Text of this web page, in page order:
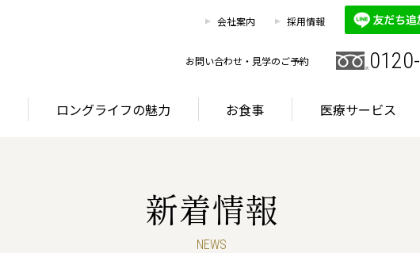
会社案内 採用情報
お問い合わせ・見学のご予約
ロングライフの魅力 お食事 医療サービス
お客様相談室 0120-
首都圏・東海エリア
ロングライフの魅力
ロングライフが選ばれる理由 サービス
お
新着情報
NEWS